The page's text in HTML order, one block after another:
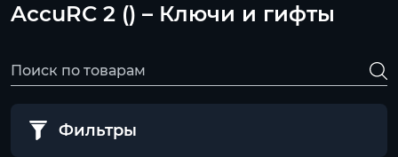
AccuRC 2 () – Ключи и гифты
Фильтры